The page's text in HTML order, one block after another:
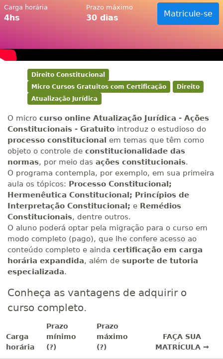
Carga horária
4hs
Prazo máximo
30 dias Matricule-se
Direito Constitucional
Micro Cursos Gratuitos com Certificação
Direito
Atualização Jurídica
O micro curso online Atualização Jurídica - Ações
Constitucionais - Gratuito introduz o estudioso do
processo constitucional em temas que têm como
objeto o controle de constitucionalidade das
normas, por meio das ações constitucionais.
O programa contempla, por exemplo, em sua primeira
aula os tópicos: Processo Constitucional;
Hermenêutica Constitucional; Princípios de
Interpretação Constitucional; e Remédios
Constitucionais, dentre outros.
O aluno poderá optar pela migração para o curso em
modo completo (pago), que lhe confere acesso ao
conteúdo completo e ainda certificação em carga
horária expandida, além de suporte de tutoria
especializada.
Conheça as vantagens de adquirir o
curso completo.
Carga
horária
Prazo
mínimo
(?)
Prazo
máximo
(?)
FAÇA SUA
MATRÍCULA →